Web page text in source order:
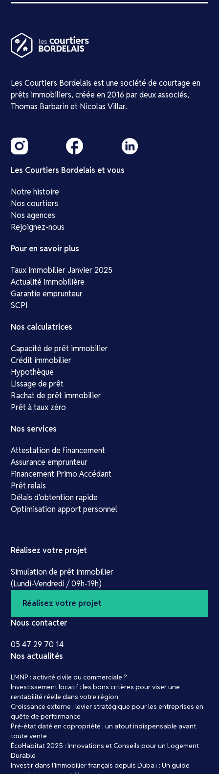
Les Courtiers Bordelais est une société de courtage en
prêts immobiliers, créée en 2016 par deux associés,
Thomas Barbarin et Nicolas Villar.
Les Courtiers Bordelais et vous
Notre histoire
Nos courtiers
Nos agences
Rejoignez-nous
Pour en savoir plus
Taux immobilier Janvier 2025
Actualité immobilière
Garantie emprunteur
SCPI
Nos calculatrices
Capacité de prêt immobilier
Crédit immobilier
Hypothèque
Lissage de prêt
Rachat de prêt immobilier
Prêt à taux zéro
Nos services
Attestation de financement
Assurance emprunteur
Financement Primo Accédant
Prêt relais
Délais d'obtention rapide
Optimisation apport personnel
Réalisez votre projet
Simulation de prêt immobilier
(Lundi-Vendredi / 09h-19h)
Réalisez votre projet
Nous contacter
05 47 29 70 14
Nos actualités
LMNP : activité civile ou commerciale ?
Investissement locatif : les bons critères pour viser une
rentabilité réelle dans votre région
Croissance externe : levier stratégique pour les entreprises en
quête de performance
Pré-état daté en copropriété : un atout indispensable avant
toute vente
ÉcoHabitat 2025 : Innovations et Conseils pour un Logement
Durable
Investir dans l’immobilier français depuis Dubaï : Un guide